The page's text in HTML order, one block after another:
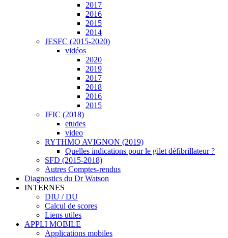
2017
2016
2015
2014
JESFC (2015-2020)
vidéos
2020
2019
2017
2018
2016
2015
JFIC (2018)
etudes
video
RYTHMO AVIGNON (2019)
Quelles indications pour le gilet défibrillateur ?
SFD (2015-2018)
Autres Comptes-rendus
Diagnostics du Dr Watson
INTERNES
DIU / DU
Calcul de scores
Liens utiles
APPLI MOBILE
Applications mobiles